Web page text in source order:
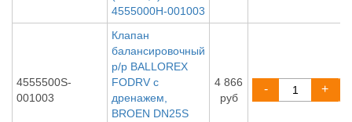
4555000H-001003
4555500S-
001003
Клапан
балансировочный
р/р BALLOREX
FODRV с
дренажем,
BROEN DN25S
4 866
руб
- +